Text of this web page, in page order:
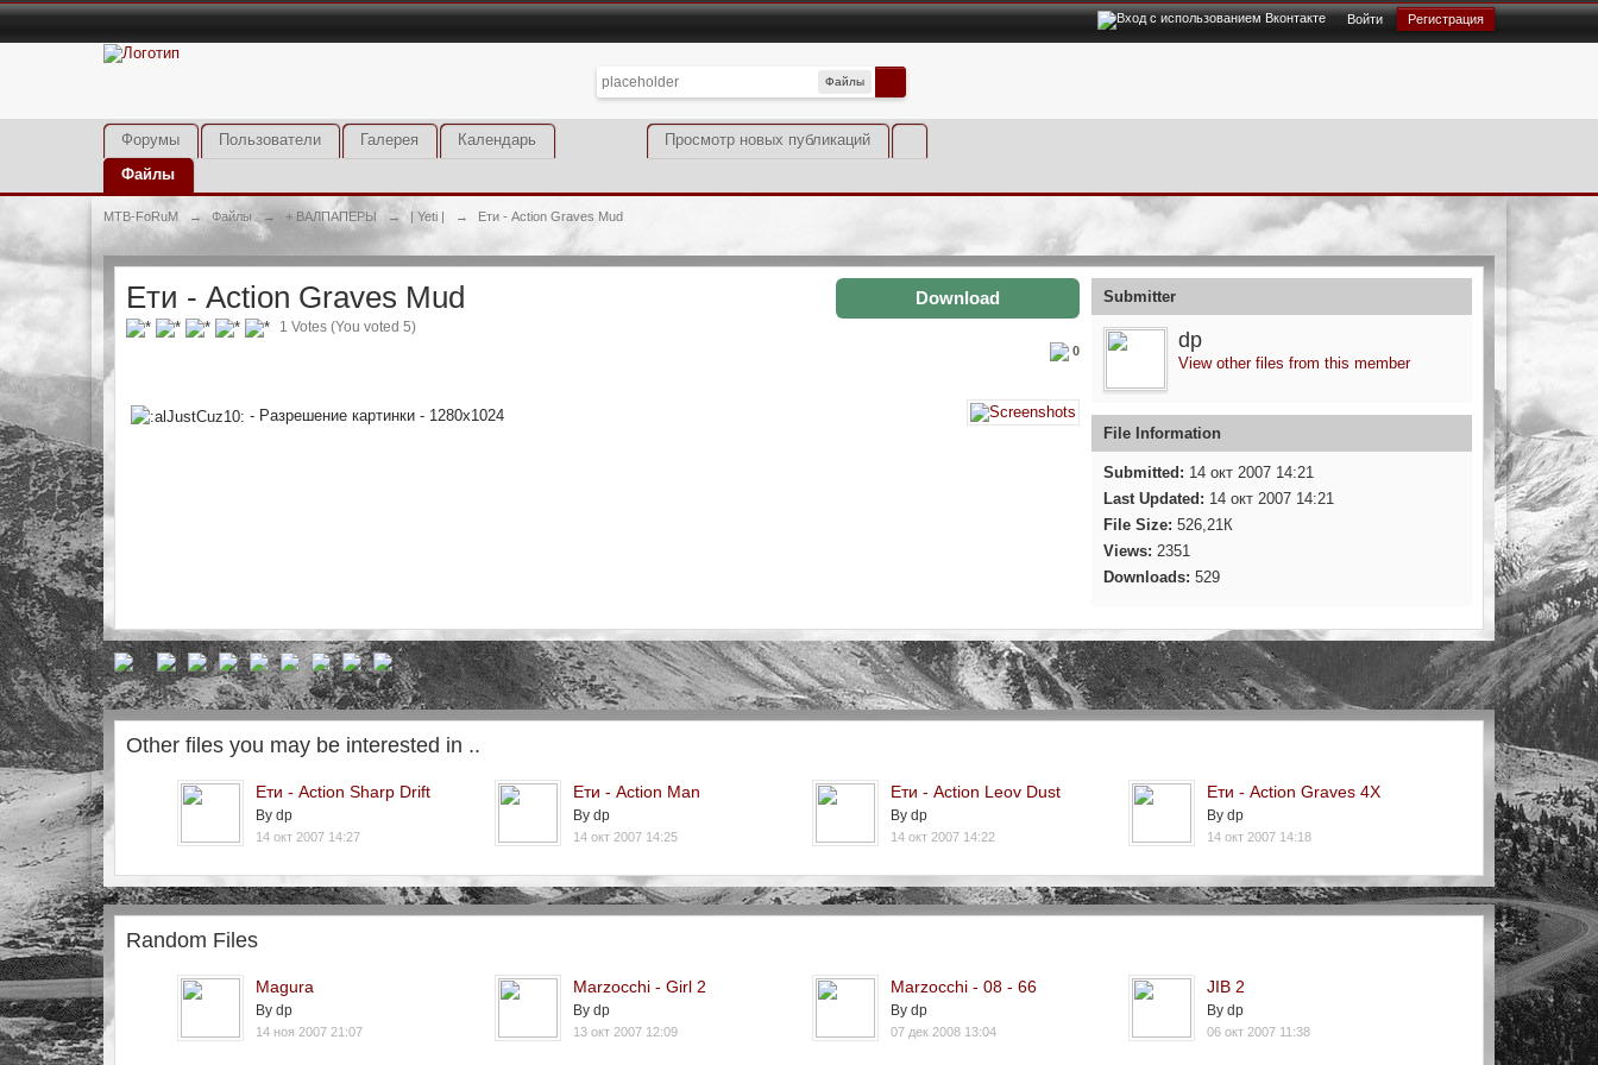
Войти Регистрация
Файлы
Просмотр новых публикаций
Форумы Пользователи Галерея
Календарь
Файлы
MTB-FoRuM → Файлы → + ВАЛПАПЕРЫ → | Yeti | → Ети - Action Graves Mud
Submitter
dp
View other files from this member
File Information
Submitted: 14 окт 2007 14:21
Last Updated: 14 окт 2007 14:21
File Size: 526,21К
Views: 2351
Downloads: 529
Download
Ети - Action Graves Mud
1 Votes (You voted 5)
0
- Разрешение картинки - 1280х1024
Other files you may be interested in ..
Ети - Action Sharp Drift
By dp
14 окт 2007 14:27
Ети - Action Man
By dp
14 окт 2007 14:25
Ети - Action Leov Dust
By dp
14 окт 2007 14:22
Ети - Action Graves 4X
By dp
14 окт 2007 14:18
Random Files
Magura
By dp
14 ноя 2007 21:07
Marzocchi - Girl 2
By dp
13 окт 2007 12:09
Marzocchi - 08 - 66
By dp
07 дек 2008 13:04
JIB 2
By dp
06 окт 2007 11:38